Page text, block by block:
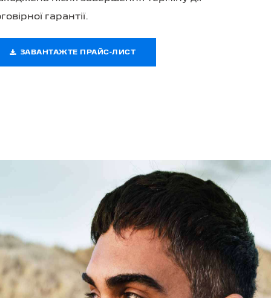
гарантії.
ЗАВАНТАЖТЕ ПРАЙС-ЛИСТ